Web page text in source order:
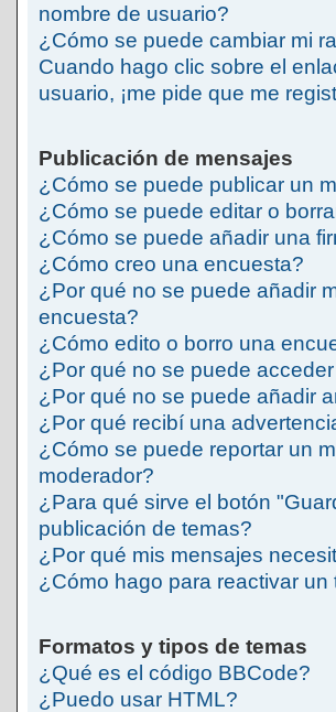
nombre de usuario?
¿Cómo se puede cambiar mi
Cuando hago clic sobre el
usuario, ¡me pide que me
Publicación de mensajes
¿Cómo se puede publicar un
¿Cómo se puede editar o
¿Cómo se puede añadir una
¿Cómo creo una encuesta?
¿Por qué no se puede añadir
encuesta?
¿Cómo edito o borro una
¿Por qué no se puede
¿Por qué no se puede añadir
¿Por qué recibí una
¿Cómo se puede reportar un
moderador?
¿Para qué sirve el botón
publicación de temas?
¿Por qué mis mensajes
¿Cómo hago para reactivar un
Formatos y tipos de temas
¿Qué es el código BBCode?
¿Puedo usar HTML?